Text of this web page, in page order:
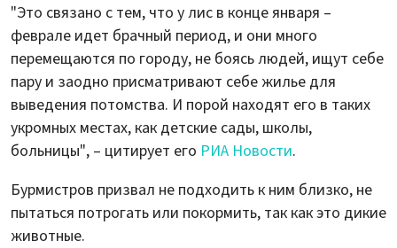
"Это связано с тем, что у лис в конце января –
феврале идет брачный период, и они много
перемещаются по городу, не боясь людей, ищут себе
пару и заодно присматривают себе жилье для
выведения потомства. И порой находят его в таких
укромных местах, как детские сады, школы,
больницы", – цитирует его РИА Новости.
Бурмистров призвал не подходить к ним близко, не
пытаться потрогать или покормить, так как это дикие
животные.